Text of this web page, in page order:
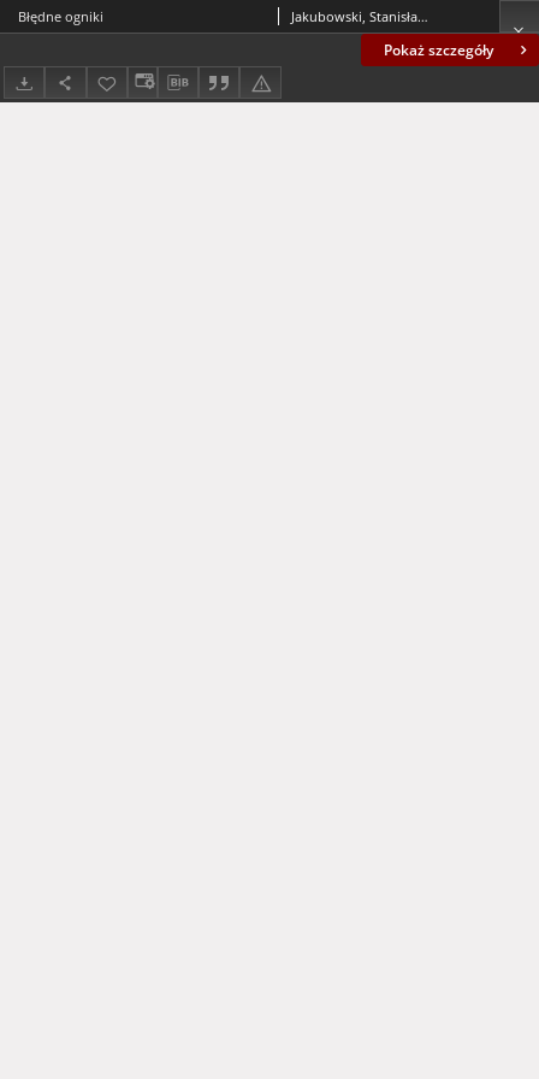
Pokaż szczegóły
Błędne ogniki Jakubowski, Stanisław (1885-1964)